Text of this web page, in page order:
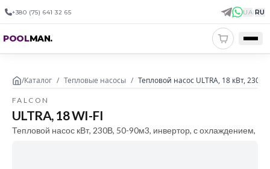
+380 (75) 641 32 65 UA|RU
POOLMAN.
/Каталог / Тепловые насосы / Тепловой насос ULTRA, 18 кВт,
FALCON
ULTRA, 18 WI-FI
Тепловой насос кВт, 230В, 50-90м3, инвертор, с охлаждением,